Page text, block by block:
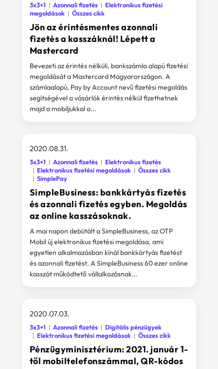
Jön az érintésmentes azonnali
fizetés a kasszáknál! Lépett a
Mastercard
3x3+1 Azonnali fizetés
Elektronikus fizetési
megoldások
Összes cikk
Bevezeti az érintés nélküli, bankszámla alapú fizetési
megoldását a Mastercard Magyarországon. A
számlaalapú, Pay by Account nevű fizetési megoldás
segítségével a vásárlók érintés nélkül fizethetnek
majd a mobiljukkal a...
SimpleBusiness: bankkártyás fizetés
és azonnali fizetés egyben. Megoldás
az online kasszásoknak.
2020.08.31.
3x3+1 Azonnali fizetés
Elektronikus fizetés
Elektronikus fizetési megoldások
Összes cikk
SimplePay
A mai napon debütált a SimpleBusiness, az OTP
Mobil új elektronikus fizetési megoldása, ami
egyetlen alkalmazásban kínál bankkártyás fizetést
és azonnali fizetést. A SimpleBusiness 60 ezer online
kasszát működtető vállalkozásnak...
Pénzügyminisztérium: 2021. január 1-
től mobiltelefonszámmal, QR-kódos
2020.07.03.
3x3+1 Azonnali fizetés
Digitális pénzügyek
Elektronikus fizetési megoldások
Összes cikk